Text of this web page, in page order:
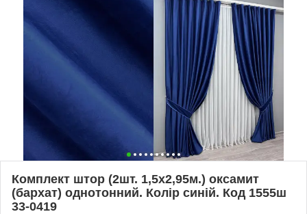
Комплект штор (2шт. 1,5х2,95м.) оксамит
(бархат) однотонний. Колір синій. Код 1555ш
33-0419